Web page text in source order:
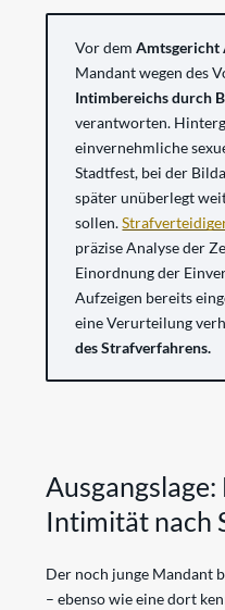
Vor demAmtsgericht
Mandant wegen des
Intimbereichs durch
verantworten.
einvernehmliche
Stadtfest, bei der
später unüberlegt
sollen.
präzise Analyse der
Einordnung der
Aufzeigen bereits
eine Verurteilung
des Strafverfahrens.
Intimität nach
Der noch junge Mandant
– ebenso wie eine dort